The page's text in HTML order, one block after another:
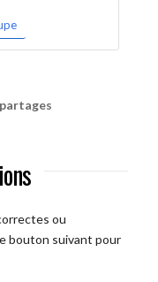
ou
bouton suivant pour